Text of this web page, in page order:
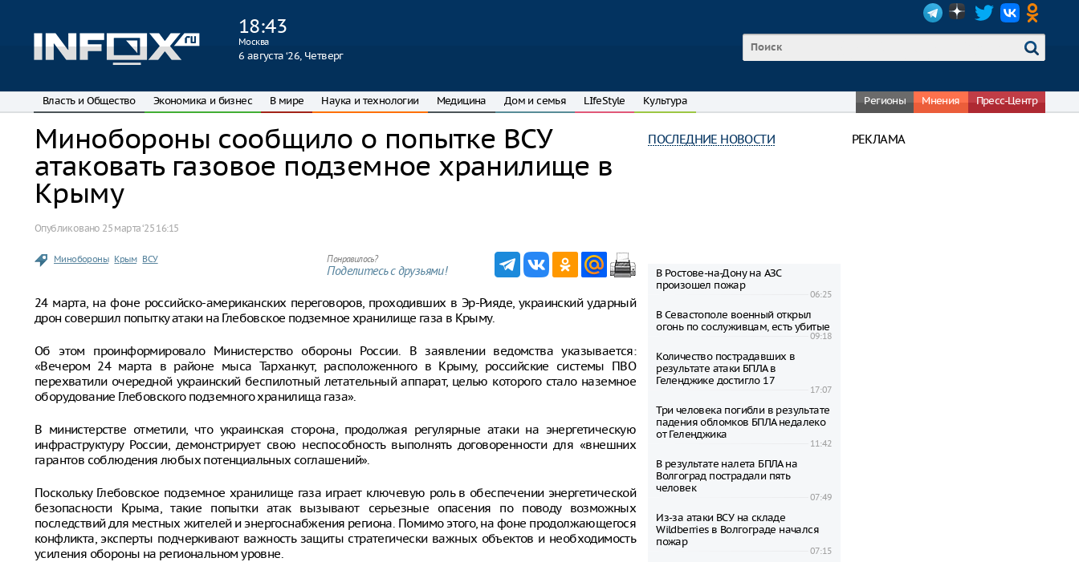
18:43
Москва
6 августа ‘26, Четверг
Власть и Общество Экономика и бизнес В мире Наука и технологии Медицина Дом и семья LIfeStyle Культура Регионы Мнения Пресс-Центр
Минобороны сообщило о попытке ВСУ
атаковать газовое подземное хранилище в
Крыму
Опубликовано 25 марта ‘25 16:15
Минобороны Крым ВСУ Понравилось?
Поделитесь с друзьями!
24 марта, на фоне российско-американских переговоров, проходивших в Эр-Рияде, украинский ударный
дрон совершил попытку атаки на Глебовское подземное хранилище газа в Крыму.
Об этом проинформировало Министерство обороны России. В заявлении ведомства указывается:
«Вечером 24 марта в районе мыса Тарханкут, расположенного в Крыму, российские системы ПВО
перехватили очередной украинский беспилотный летательный аппарат, целью которого стало наземное
оборудование Глебовского подземного хранилища газа».
В министерстве отметили, что украинская сторона, продолжая регулярные атаки на энергетическую
инфраструктуру России, демонстрирует свою неспособность выполнять договоренности для «внешних
гарантов соблюдения любых потенциальных соглашений».
Поскольку Глебовское подземное хранилище газа играет ключевую роль в обеспечении энергетической
безопасности Крыма, такие попытки атак вызывают серьезные опасения по поводу возможных
последствий для местных жителей и энергоснабжения региона. Помимо этого, на фоне продолжающегося
конфликта, эксперты подчеркивают важность защиты стратегически важных объектов и необходимость
усиления обороны на региональном уровне.
ПОСЛЕДНИЕ НОВОСТИ
В Ростове-на-Дону на АЗС
произошел пожар
06:25
В Севастополе военный открыл
огонь по сослуживцам, есть убитые
09:18
Количество пострадавших в
результате атаки БПЛА в
Геленджике достигло 17
17:07
Три человека погибли в результате
падения обломков БПЛА недалеко
от Геленджика
11:42
В результате налета БПЛА на
Волгоград пострадали пять
человек
07:49
Из-за атаки ВСУ на складе
Wildberries в Волгограде начался
пожар
07:15
РЕКЛАМА